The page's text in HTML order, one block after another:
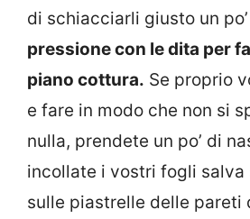
di schiacciarli giusto un po’
pressione con le dita per
piano cottura. Se proprio
e fare in modo che non si
nulla, prendete un po’ di
incollate i vostri fogli salva
sulle piastrelle delle pareti